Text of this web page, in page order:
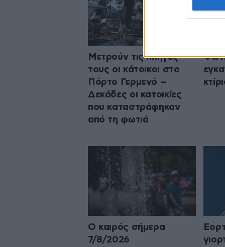
Μετρούν τις πληγές
τους οι κάτοικοι στο
Πόρτο Γερμενό –
Δεκάδες οι κατοικίες
που καταστράφηκαν
από τη φωτιά
Ο καιρός σήμερα
7/8/2026